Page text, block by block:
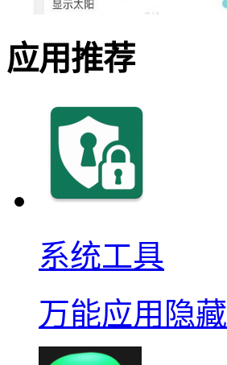
应用推荐
系统工具
万能应用隐藏